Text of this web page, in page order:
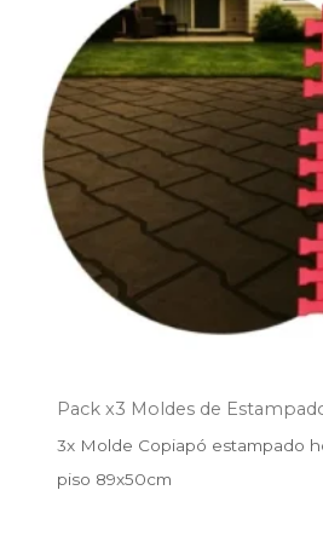
Pack x3 Moldes de
3x Molde Copiapó estampado
piso 89x50cm
$312.200.$258.500.